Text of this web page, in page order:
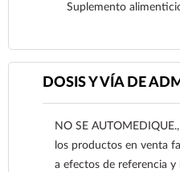
Suplemento
DOSIS Y VÍA DE
NO SE
los productos en venta
a efectos de referencia y